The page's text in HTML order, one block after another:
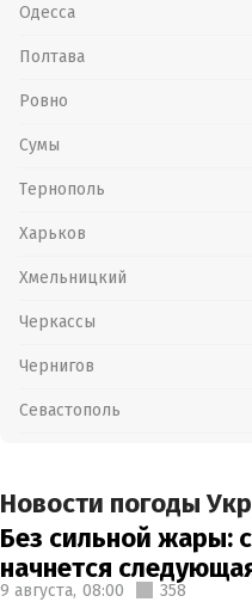
Одесса
Полтава
Ровно
Сумы
Тернополь
Харьков
Хмельницкий
Черкассы
Чернигов
Севастополь
Новости погоды
Без сильной жары:
начнется
9 августа, 08:00 358